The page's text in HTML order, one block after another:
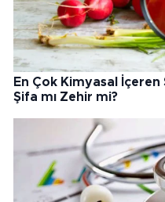
En Çok Kimyasal
Şifa mı Zehir mi?